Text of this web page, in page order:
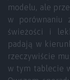
modelu, ale
w porównaniu
świeżości i
padają w
rzeczywiście
w tym tablecie